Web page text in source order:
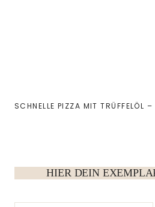
SCHNELLE PIZZA MIT TRÜFFELÖL
HIER DEIN